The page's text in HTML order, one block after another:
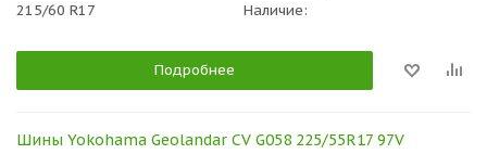
215/60 R17 Наличие:
Подробнее
Шины Yokohama Geolandar CV G058 225/55R17 97V